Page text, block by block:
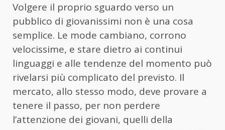
Volgere il proprio sguardo verso un
pubblico di giovanissimi non è una cosa
semplice. Le mode cambiano, corrono
velocissime, e stare dietro ai continui
linguaggi e alle tendenze del momento può
rivelarsi più complicato del previsto. Il
mercato, allo stesso modo, deve provare a
tenere il passo, per non perdere
l’attenzione dei giovani, quelli della